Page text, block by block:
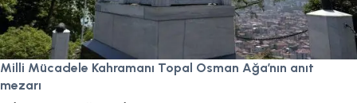
Milli Mücadele Kahramanı Topal Osman Ağa’nın anıt
mezarı